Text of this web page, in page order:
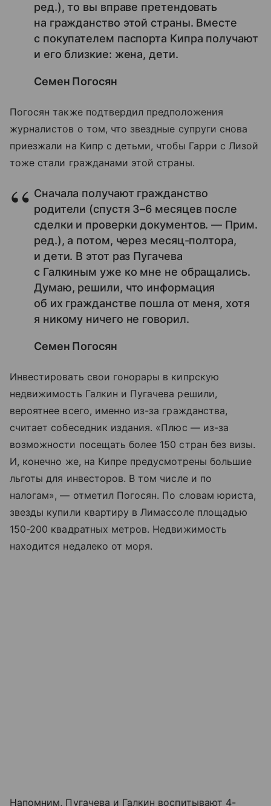
ред.), то вы вправе претендовать
на гражданство этой страны. Вместе
с покупателем паспорта Кипра получают
и его близкие: жена, дети.
Семен Погосян
Погосян также подтвердил предположения
журналистов о том, что звездные супруги снова
приезжали на Кипр с детьми, чтобы Гарри с Лизой
тоже стали гражданами этой страны.
Сначала получают гражданство
родители (спустя 3–6 месяцев после
сделки и проверки документов. — Прим.
ред.), а потом, через месяц-полтора,
и дети. В этот раз Пугачева
с Галкиным уже ко мне не обращались.
Думаю, решили, что информация
об их гражданстве пошла от меня, хотя
я никому ничего не говорил.
Семен Погосян
Инвестировать свои гонорары в кипрскую
недвижимость Галкин и Пугачева решили,
вероятнее всего, именно из-за гражданства,
считает собеседник издания. «Плюс — из-за
возможности посещать более 150 стран без визы.
И, конечно же, на Кипре предусмотрены большие
льготы для инвесторов. В том числе и по
налогам», — отметил Погосян. По словам юриста,
звезды купили квартиру в Лимассоле площадью
150-200 квадратных метров. Недвижимость
находится недалеко от моря.
Напомним, Пугачева и Галкин воспитывают 4-